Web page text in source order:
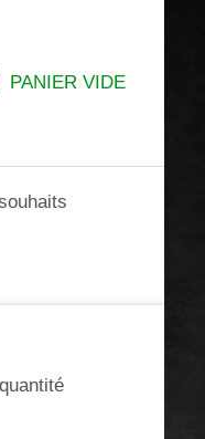
PANIER VIDE